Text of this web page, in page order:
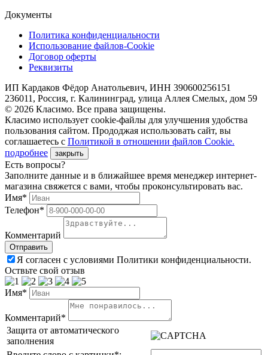
Документы
Политика конфиденциальности
Использование файлов-Cookie
Договор оферты
Реквизиты
ИП Кардаков Фёдор Анатольевич, ИНН 390600256151
236011, Россия, г. Калининград, улица Аллея Смелых, дом 59
© 2026 Класимо. Все права защищены.
Класимо использует cookie-файлы для улучшения удобства
пользования сайтом. Прододжая использовать сайт, вы
соглашаетесь с Политикой в отношении файлов Сookie.
подробнее
закрыть
Есть вопросы?
Заполните данные и в ближайшее время менеджер интернет-
магазина свяжется с вами, чтобы проконсультировать вас.
Имя*
Телефон*
Комментарий
Я согласен с условиями Политики конфиденциальности.
Оствьте свой отзыв
Имя*
Комментарий*
Защита от автоматического
заполнения